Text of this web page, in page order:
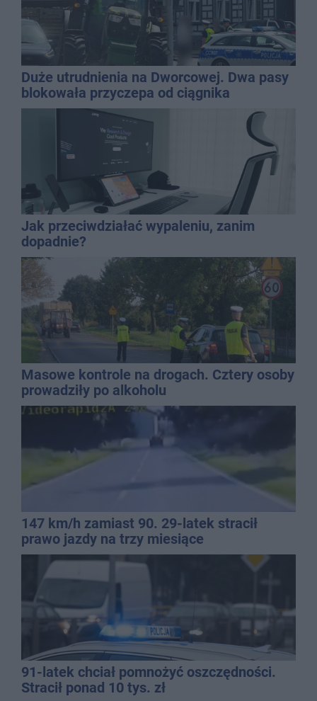
Duże utrudnienia na Dworcowej. Dwa pasy
blokowała przyczepa od ciągnika
Jak przeciwdziałać wypaleniu, zanim
dopadnie?
Masowe kontrole na drogach. Cztery osoby
prowadziły po alkoholu
147 km/h zamiast 90. 29-latek stracił
prawo jazdy na trzy miesiące
91-latek chciał pomnożyć oszczędności.
Stracił ponad 10 tys. zł